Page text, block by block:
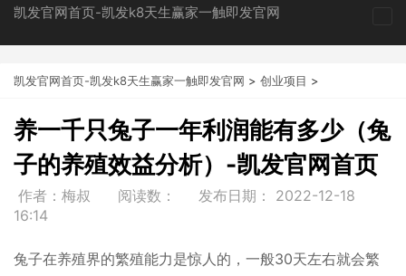
凯发官网首页-凯发k8天生赢家一触即发官网
凯发官网首页-凯发k8天生赢家一触即发官网 > 创业项目 >
养一千只兔子一年利润能有多少（兔
子的养殖效益分析）-凯发官网首页
作者：梅叔 阅读数： 发布日期： 2022-12-18
16:14
兔子在养殖界的繁殖能力是惊人的，一般30天左右就会繁